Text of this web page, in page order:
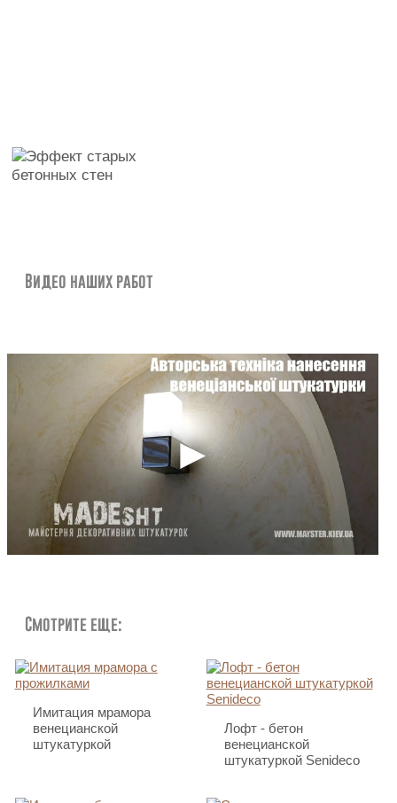
Видео наших работ
Смотрите еще:
Имитация мрамора
венецианской
штукатуркой
Лофт - бетон
венецианской
штукатуркой Senideco